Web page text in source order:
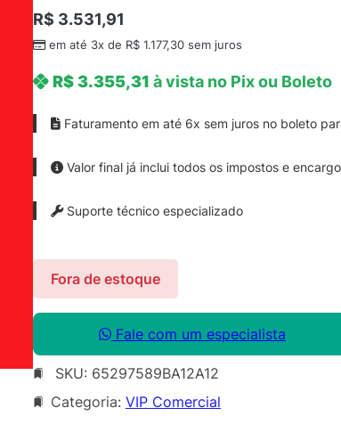
R$ 3.531,91
em até 3x de R$ 1.177,30 sem juros
R$3.355,31 à vista no Pix ou Boleto
Faturamento em até 6x sem juros no boleto
Valor final já inclui todos os impostos e
Suporte técnico especializado
Fora de estoque
Fale com um especialista
SKU: 65297589BA12A12
Categoria: VIP Comercial